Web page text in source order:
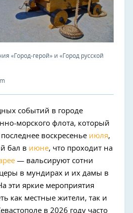
«Город-герой» и «Город русской
событий в городе
морского флота, который
воскресенье июля,
бал в июне, что проходит на
— вальсируют сотни
в мундирах и их дамы в
эти яркие мероприятия
как местные жители, так и
в 2026 году часто